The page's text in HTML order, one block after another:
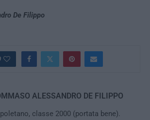
De Filippo
ALESSANDRO DE FILIPPO
classe 2000 (portata bene).